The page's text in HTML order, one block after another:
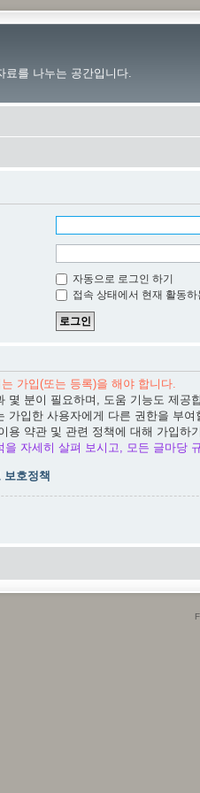
료를 나누는 공간입니다.
자동으로 로그인 하기
접속 상태에서 현재 활동
가입(또는 등록)을 해야 합니다.
몇 분이 필요하며, 도움 기능도 제공
가입한 사용자에게 다른 권한을 부여
용 약관 및 관련 정책에 대해 가입하
을 자세히 살펴 보시고, 모든 글마당
보호정책